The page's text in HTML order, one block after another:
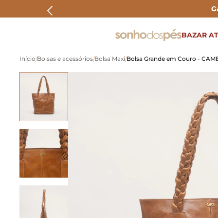
BAZAR
Bolsas e acessórios Bolsa Maxi Bolsa Grande em Couro -